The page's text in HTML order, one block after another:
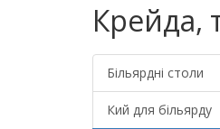
Крейда,
Більярдні столи
Кий для більярду